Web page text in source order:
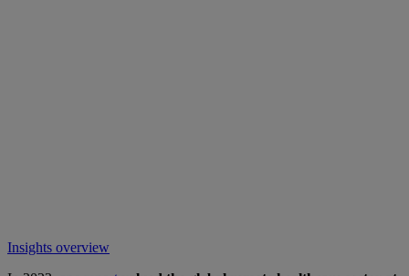
Insights overview